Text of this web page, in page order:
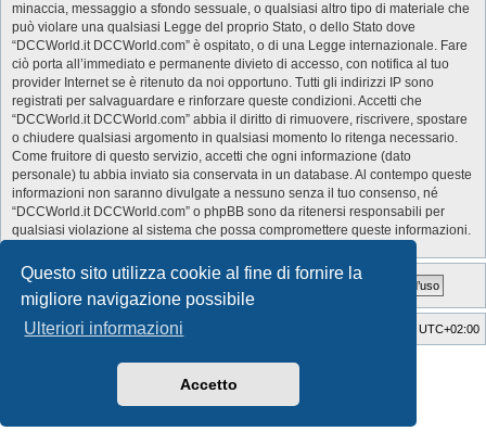
Questo sito utilizza cookie al fine di fornire la
migliore navigazione possibile
Ulteriori informazioni
Accetto
minaccia, messaggio a sfondo sessuale, o qualsiasi altro tipo di materiale che
può violare una qualsiasi Legge del proprio Stato, o dello Stato dove
“DCCWorld.it DCCWorld.com” è ospitato, o di una Legge internazionale. Fare
ciò porta all’immediato e permanente divieto di accesso, con notifica al tuo
provider Internet se è ritenuto da noi opportuno. Tutti gli indirizzi IP sono
registrati per salvaguardare e rinforzare queste condizioni. Accetti che
“DCCWorld.it DCCWorld.com” abbia il diritto di rimuovere, riscrivere, spostare
o chiudere qualsiasi argomento in qualsiasi momento lo ritenga necessario.
Come fruitore di questo servizio, accetti che ogni informazione (dato
personale) tu abbia inviato sia conservata in un database. Al contempo queste
informazioni non saranno divulgate a nessuno senza il tuo consenso, né
“DCCWorld.it DCCWorld.com” o phpBB sono da ritenersi responsabili per
qualsiasi violazione al sistema che possa compromettere queste informazioni.
Indice UTC+02:00
Style Developer by ©GTA game
phpBB